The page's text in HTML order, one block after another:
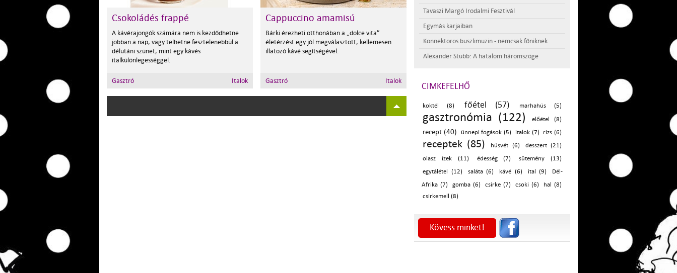
Csokoládés frappé
A kávérajongók számára nem is kezdődhetne
jobban a nap, vagy telhetne fesztelenebbül a
délutáni szünet, mint egy kávés
italkülönlegességgel.
Gasztró Italok
Cappuccino amamisú
Bárki érezheti otthonában a „dolce vita”
életérzést egy jól megválasztott, kellemesen
illatozó kávé segítségével.
Gasztró Italok
Tavaszi Margó Irodalmi Fesztivál
Egymás karjaiban
Konnektoros buszlimuzin - nemcsak főniknek
Alexander Stubb: A hatalom háromszöge
CIMKEFELHŐ
koktél (8) főétel (57) marhahús (5)
gasztronómia (122) előétel (8)
recept (40) ünnepi fogások (5) italok (7) rizs (6)
receptek (85) húsvét (6)
desszert (21)
olasz ízek (11)
édesség (7)
sütemény (13)
egytálétel (12)
saláta (6) kávé (6) ital (9)
Dél-
Afrika (7)
gomba (6) csirke (7) csoki (6)
hal (8)
csirkemell (8)
Kövess minket!